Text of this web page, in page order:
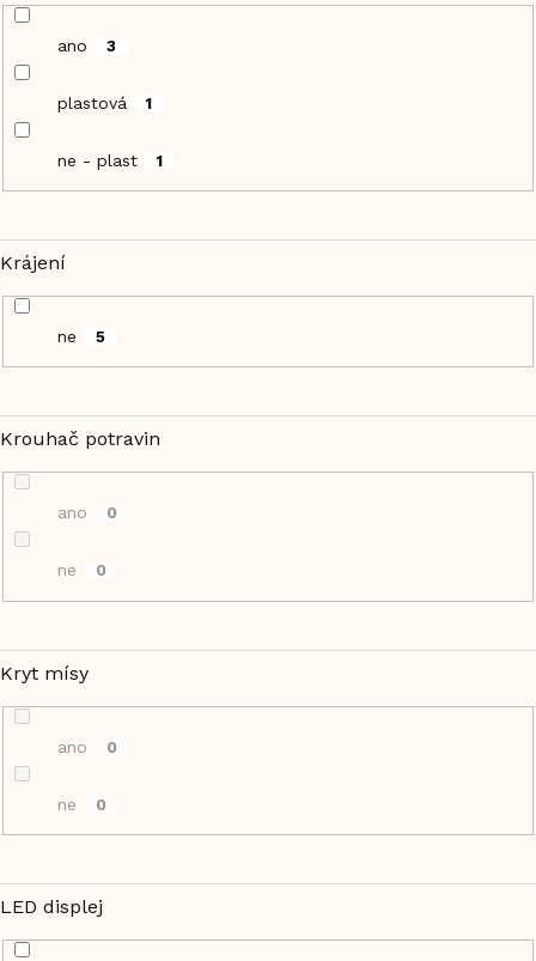
ano 3
plastová 1
ne - plast 1
Krájení
ne 5
Krouhač potravin
ano 0
ne 0
Kryt mísy
ano 0
ne 0
LED displej